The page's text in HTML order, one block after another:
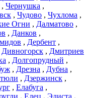
, Чернушка ,
, Чудово , Чухлома ,
Огни , Далматово ,
, Данков ,
, Дербент ,
Дивногорск , Дмитриев
, Долгопрудный ,
, Дрезна , Дубна ,
, Дзержинск ,
, Елабуга ,